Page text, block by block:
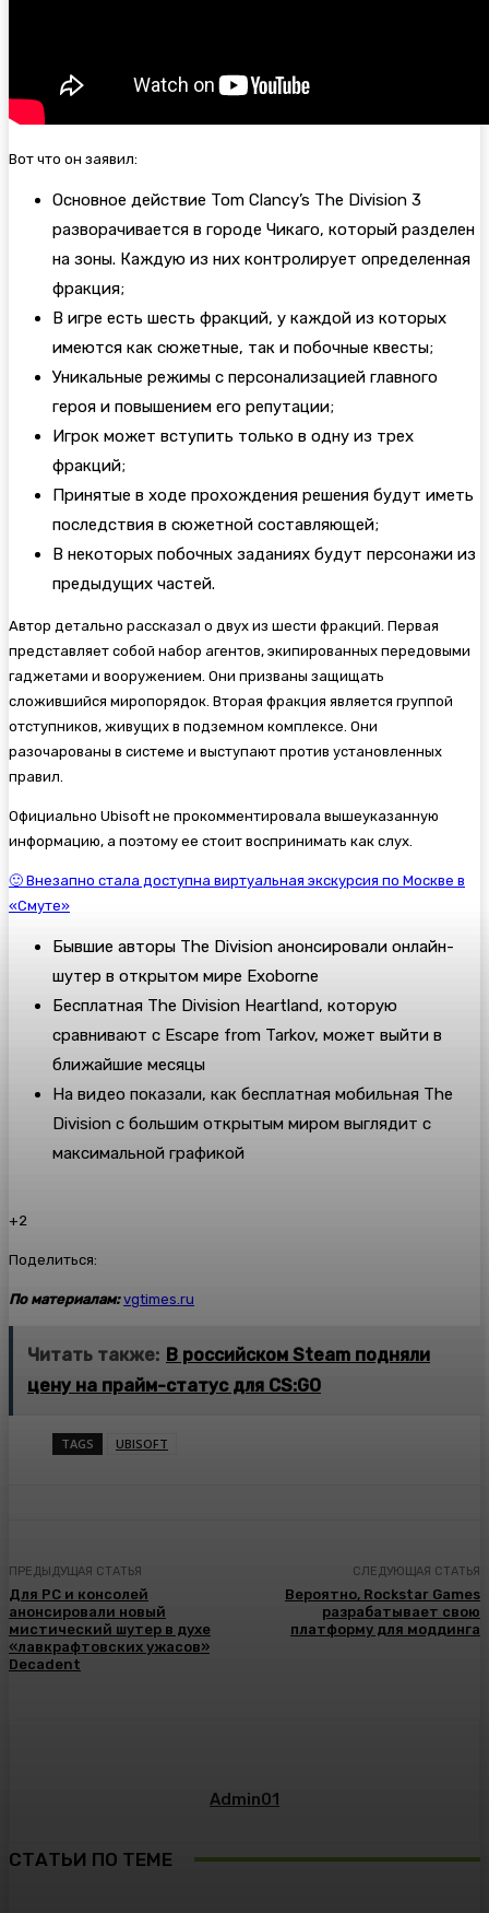
Вот что он заявил:
Основное действие Tom Clancy’s The Division 3
разворачивается в городе Чикаго, который разделен
на зоны. Каждую из них контролирует определенная
фракция;
В игре есть шесть фракций, у каждой из которых
имеются как сюжетные, так и побочные квесты;
Уникальные режимы с персонализацией главного
героя и повышением его репутации;
Игрок может вступить только в одну из трех
фракций;
Принятые в ходе прохождения решения будут иметь
последствия в сюжетной составляющей;
В некоторых побочных заданиях будут персонажи из
предыдущих частей.
Автор детально рассказал о двух из шести фракций. Первая
представляет собой набор агентов, экипированных передовыми
гаджетами и вооружением. Они призваны защищать
сложившийся миропорядок. Вторая фракция является группой
отступников, живущих в подземном комплексе. Они
разочарованы в системе и выступают против установленных
правил.
Официально Ubisoft не прокомментировала вышеуказанную
информацию, а поэтому ее стоит воспринимать как слух.
🙂 Внезапно стала доступна виртуальная экскурсия по Москве в
«Смуте»
Бывшие авторы The Division анонсировали онлайн-
шутер в открытом мире Exoborne
Бесплатная The Division Heartland, которую
сравнивают с Escape from Tarkov, может выйти в
ближайшие месяцы
На видео показали, как бесплатная мобильная The
Division с большим открытым миром выглядит с
максимальной графикой
+2
Поделиться:
По материалам: vgtimes.ru
Читать также: В российском Steam подняли
цену на прайм-статус для CS:GO
TAGS UBISOFT
ПРЕДЫДУЩАЯ СТАТЬЯ
Для PC и консолей
анонсировали новый
мистический шутер в духе
«лавкрафтовских ужасов»
Decadent
СЛЕДУЮЩАЯ СТАТЬЯ
Вероятно, Rockstar Games
разрабатывает свою
платформу для моддинга
Admin01
СТАТЬИ ПО ТЕМЕ